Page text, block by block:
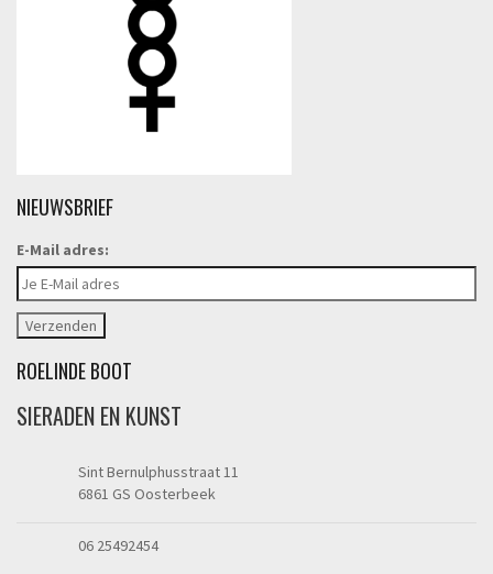
NIEUWSBRIEF
E-Mail adres:
ROELINDE BOOT
SIERADEN EN KUNST
Sint Bernulphusstraat 11
6861 GS Oosterbeek
06 25492454